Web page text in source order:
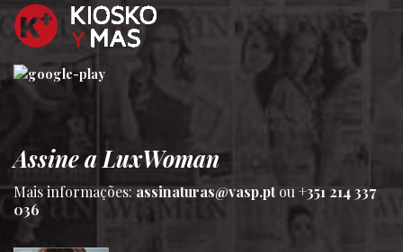
Assine a LuxWoman
Mais informações:assinaturas@vasp.ptou +351 214 337
036